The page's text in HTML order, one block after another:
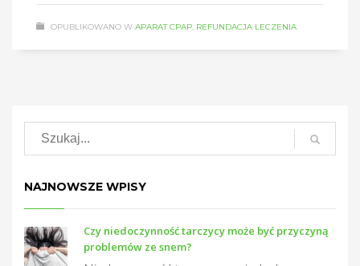
OPUBLIKOWANO W APARAT CPAP, REFUNDACJA LECZENIA
NAJNOWSZE WPISY
Czy niedoczynność tarczycy może być przyczyną
problemów ze snem?